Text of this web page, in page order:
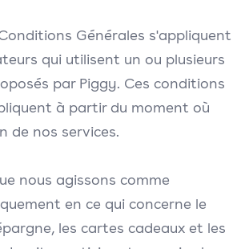
Générales s'appliquent
qui utilisent un ou plusieurs
par Piggy. Ces conditions
à partir du moment où
de nos services.
nous agissons comme
en ce qui concerne le
les cartes cadeaux et les